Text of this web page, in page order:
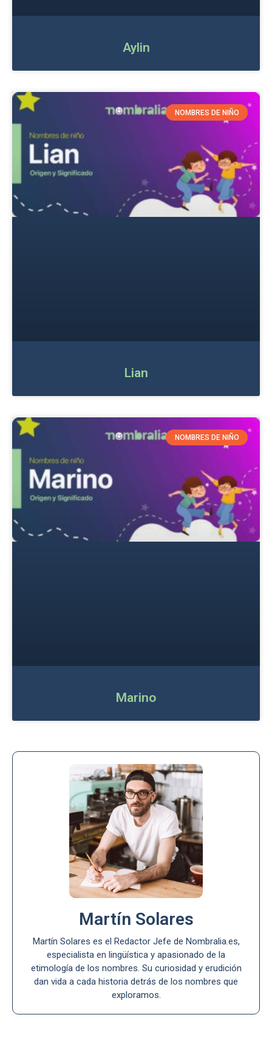
Aylin
NOMBRES DE NIÑO
Lian
NOMBRES DE NIÑO
Marino
Martín Solares
Martín Solares es el Redactor Jefe de Nombralia.es,
especialista en lingüística y apasionado de la
etimología de los nombres. Su curiosidad y erudición
dan vida a cada historia detrás de los nombres que
exploramos.